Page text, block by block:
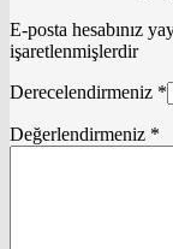
E-posta hesabınız
işaretlenmişlerdir
Derecelendirmeniz *
Değerlendirmeniz *